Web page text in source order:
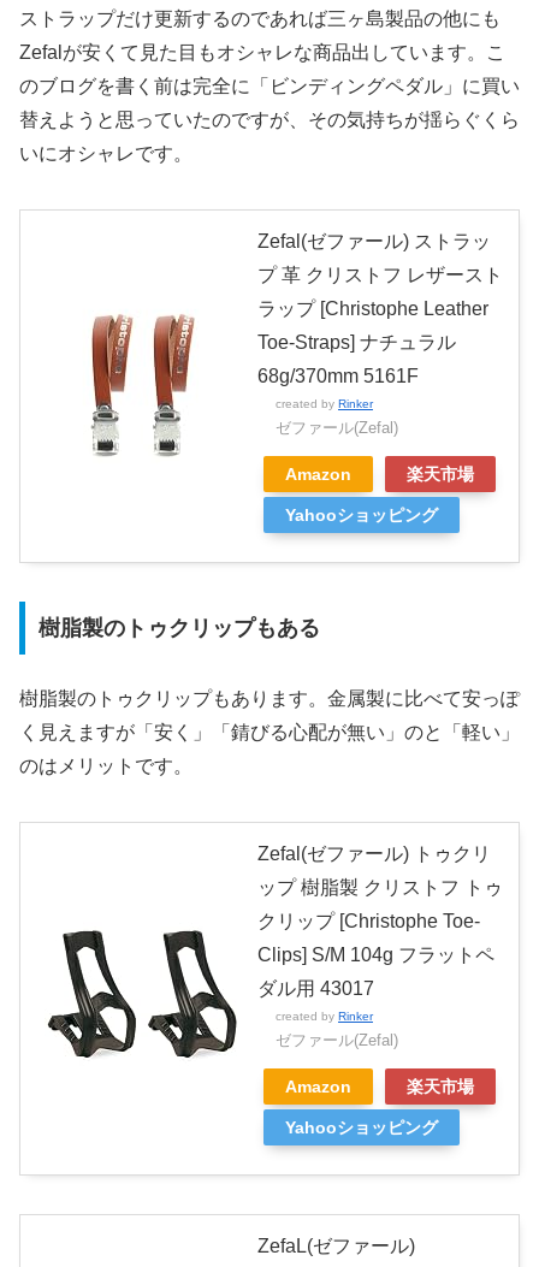
ストラップだけ更新するのであれば三ヶ島製品の他にも
Zefalが安くて見た目もオシャレな商品出しています。こ
のブログを書く前は完全に「ビンディングペダル」に買い
替えようと思っていたのですが、その気持ちが揺らぐくら
いにオシャレです。
Zefal(ゼファール) ストラッ
プ 革 クリストフ レザースト
ラップ [Christophe Leather
Toe-Straps] ナチュラル
68g/370mm 5161F
created by Rinker
ゼファール(Zefal)
Amazon 楽天市場
Yahooショッピング
樹脂製のトゥクリップもある
樹脂製のトゥクリップもあります。金属製に比べて安っぽ
く見えますが「安く」「錆びる心配が無い」のと「軽い」
のはメリットです。
Zefal(ゼファール) トゥクリ
ップ 樹脂製 クリストフ トゥ
クリップ [Christophe Toe-
Clips] S/M 104g フラットペ
ダル用 43017
created by Rinker
ゼファール(Zefal)
Amazon 楽天市場
Yahooショッピング
ZefaL(ゼファール)